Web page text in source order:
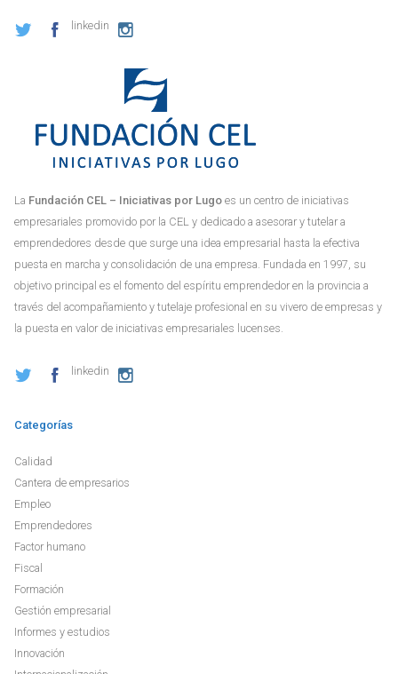
linkedin
La Fundación CEL – Iniciativas por Lugo es un centro de iniciativas
empresariales promovido por la CEL y dedicado a asesorar y tutelar a
emprendedores desde que surge una idea empresarial hasta la efectiva
puesta en marcha y consolidación de una empresa. Fundada en 1997, su
objetivo principal es el fomento del espíritu emprendedor en la provincia a
través del acompañamiento y tutelaje profesional en su vivero de empresas y
la puesta en valor de iniciativas empresariales lucenses.
linkedin
Categorías
Calidad
Cantera de empresarios
Empleo
Emprendedores
Factor humano
Fiscal
Formación
Gestión empresarial
Informes y estudios
Innovación